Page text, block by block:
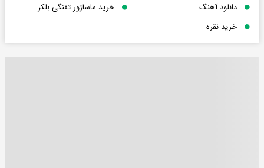
دانلود آهنگ
خرید ماساژور تفنگی بلکر
خرید نقره